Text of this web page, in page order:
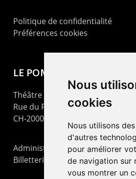
Nous
cookies
Nous utilisons
d'autres
pour améliorer
de navigation sur
vous montrer un
Politique de confidentialité
Préférences cookies
LE POMMIER
Théâtre – Centre Culturel
Rue du Pommier 9
CH-2000 Neuchâtel
Administration : +41 32 725 03 03
Billetterie : +41 32 725 05 05